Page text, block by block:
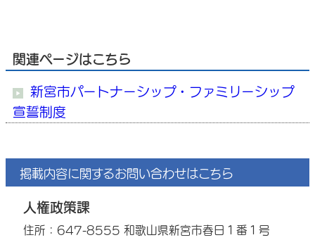
関連ページはこちら
新宮市パートナーシップ・ファミリーシップ
宣誓制度
掲載内容に関するお問い合わせはこちら
人権政策課
住所：647-8555 和歌山県新宮市春日１番１号